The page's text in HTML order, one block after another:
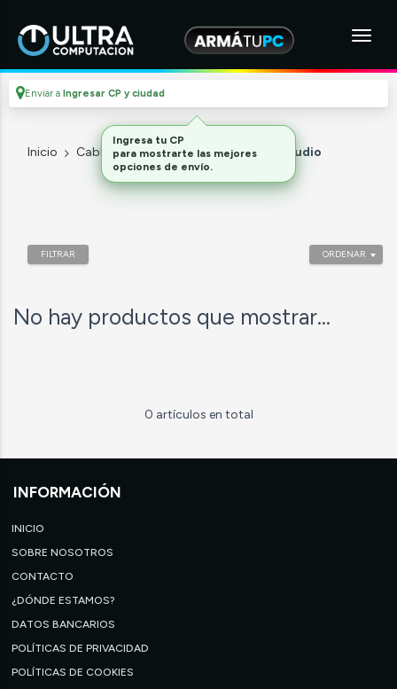
Enviar a Ingresar CP y ciudad
Inicio Cables Y Adaptadores Cables de audio
ORDENAR
FILTRAR
No hay productos que mostrar...
0 artículos en total
INFORMACIÓN
INICIO
SOBRE NOSOTROS
CONTACTO
¿DÓNDE ESTAMOS?
DATOS BANCARIOS
POLÍTICAS DE PRIVACIDAD
POLÍTICAS DE COOKIES
Ingresa tu CP
para mostrarte las mejores
opciones de envío.